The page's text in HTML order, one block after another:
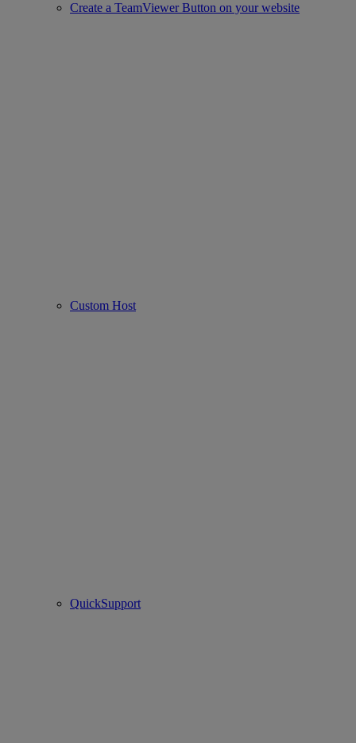
Create a TeamViewer Button on your website
Custom Host
QuickSupport